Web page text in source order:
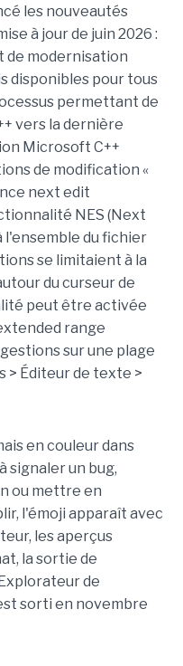
les nouveautés
à jour de juin 2026 :
de modernisation
disponibles pour tous
permettant de
vers la dernière
Microsoft C++
de modification «
next edit
NES (Next
l'ensemble du fichier
se limitaient à la
du curseur de
peut être activée
range
sur une plage
> Éditeur de texte >
en couleur dans
signaler un bug,
ou mettre en
l'émoji apparaît avec
les aperçus
la sortie de
de
sorti en novembre